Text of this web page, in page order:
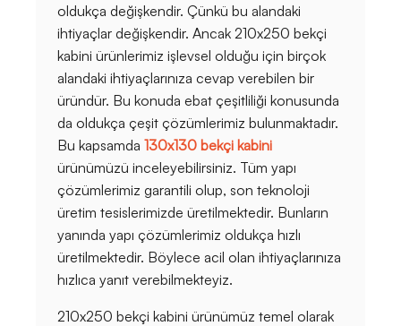
oldukça değişkendir. Çünkü bu alandaki
ihtiyaçlar değişkendir. Ancak 210x250 bekçi
kabini ürünlerimiz işlevsel olduğu için birçok
alandaki ihtiyaçlarınıza cevap verebilen bir
üründür. Bu konuda ebat çeşitliliği konusunda
da oldukça çeşit çözümlerimiz bulunmaktadır.
Bu kapsamda 130x130 bekçi kabini
ürünümüzü inceleyebilirsiniz. Tüm yapı
çözümlerimiz garantili olup, son teknoloji
üretim tesislerimizde üretilmektedir. Bunların
yanında yapı çözümlerimiz oldukça hızlı
üretilmektedir. Böylece acil olan ihtiyaçlarınıza
hızlıca yanıt verebilmekteyiz.
210x250 bekçi kabini ürünümüz temel olarak